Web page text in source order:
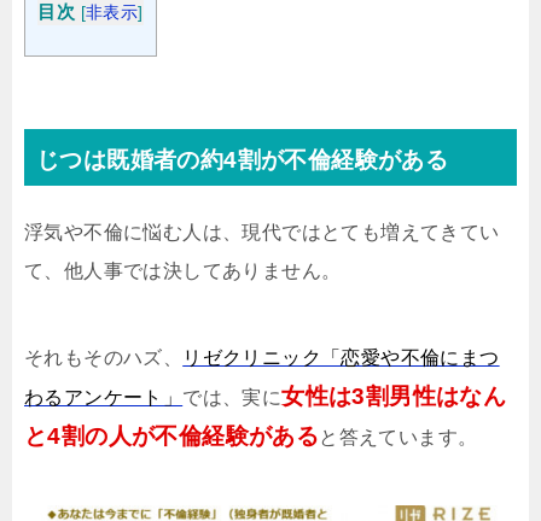
目次 [非表示]
じつは既婚者の約4割が不倫経験がある
浮気や不倫に悩む人は、現代ではとても増えてきてい
て、他人事では決してありません。
それもそのハズ、
リゼクリニック「恋愛や不倫にまつ
わるアンケート」 では、実に女性は3割男性はなん
と4割の人が不倫経験があると答えています。